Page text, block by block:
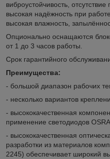
виброустойчивость,
высокая надёжность при
высокая влажность,
Опционально оснащаются
от 1 до 3 часов работы.
Срок гарантийного
Преимущества:
- большой диапазон рабочих
- несколько вариантов
- высококачественная
применение светодиодов
- высококачественная
разработки из материалов
2245) обеспечивает широкий